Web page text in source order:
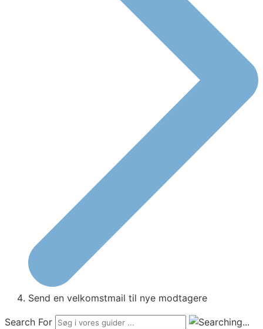
Send en velkomstmail til nye modtagere
Search For